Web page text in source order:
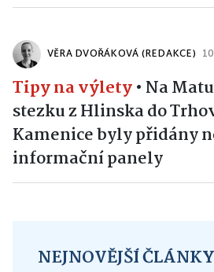
VĚRA DVOŘÁKOVÁ (REDAKCE)
Tipy na výlety• Na
stezku z Hlinska do
Kamenice byly přidány
informační panely
NEJNOVĚJŠÍ ČLÁNKY